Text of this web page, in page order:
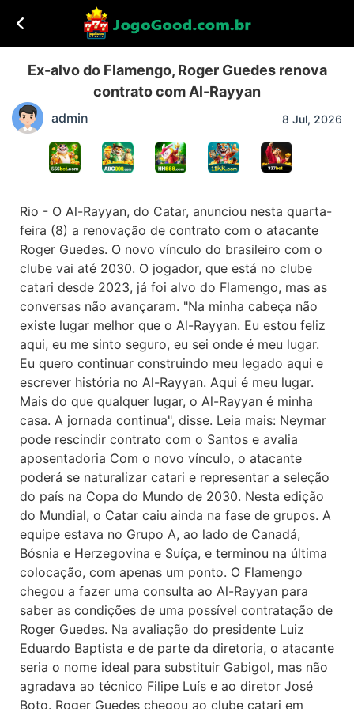
Ex-alvo do Flamengo, Roger Guedes renova
contrato com Al-Rayyan
admin 8 Jul, 2026
Rio - O Al-Rayyan, do Catar, anunciou nesta quarta-
feira (8) a renovação de contrato com o atacante
Roger Guedes. O novo vínculo do brasileiro com o
clube vai até 2030. O jogador, que está no clube
catari desde 2023, já foi alvo do Flamengo, mas as
conversas não avançaram. "Na minha cabeça não
existe lugar melhor que o Al-Rayyan. Eu estou feliz
aqui, eu me sinto seguro, eu sei onde é meu lugar.
Eu quero continuar construindo meu legado aqui e
escrever história no Al-Rayyan. Aqui é meu lugar.
Mais do que qualquer lugar, o Al-Rayyan é minha
casa. A jornada continua", disse. Leia mais: Neymar
pode rescindir contrato com o Santos e avalia
aposentadoria Com o novo vínculo, o atacante
poderá se naturalizar catari e representar a seleção
do país na Copa do Mundo de 2030. Nesta edição
do Mundial, o Catar caiu ainda na fase de grupos. A
equipe estava no Grupo A, ao lado de Canadá,
Bósnia e Herzegovina e Suíça, e terminou na última
colocação, com apenas um ponto. O Flamengo
chegou a fazer uma consulta ao Al-Rayyan para
saber as condições de uma possível contratação de
Roger Guedes. Na avaliação do presidente Luiz
Eduardo Baptista e de parte da diretoria, o atacante
seria o nome ideal para substituir Gabigol, mas não
agradava ao técnico Filipe Luís e ao diretor José
Boto. Roger Guedes chegou ao clube catari em